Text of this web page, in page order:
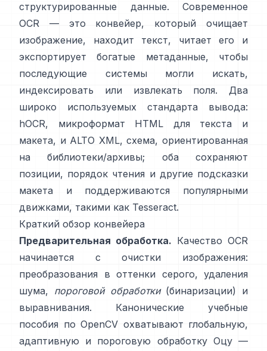
структурированные данные. Современное
OCR — это конвейер, который очищает
изображение, находит текст, читает его и
экспортирует богатые метаданные, чтобы
последующие системы могли искать,
индексировать или извлекать поля. Два
широко используемых стандарта вывода:
hOCR, микроформат HTML для текста и
макета, и ALTO XML, схема, ориентированная
на библиотеки/архивы; оба сохраняют
позиции, порядок чтения и другие подсказки
макета и поддерживаются популярными
движками, такими как Tesseract.
Краткий обзор конвейера
Предварительная обработка. Качество OCR
начинается с очистки изображения:
преобразования в оттенки серого, удаления
шума, пороговой обработки(бинаризации) и
выравнивания. Канонические учебные
пособия по OpenCV охватывают глобальную,
адаптивную и пороговую обработку Оцу —